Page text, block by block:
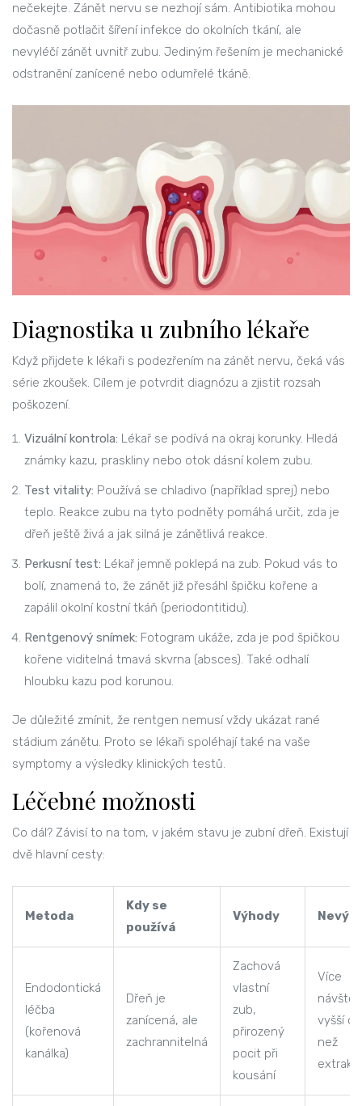
nečekejte. Zánět nervu se nezhojí sám. Antibiotika mohou
dočasně potlačit šíření infekce do okolních tkání, ale
nevyléčí zánět uvnitř zubu. Jediným řešením je mechanické
odstranění zanícené nebo odumřelé tkáně.
Diagnostika u zubního lékaře
Když přijdete k lékaři s podezřením na zánět nervu, čeká vás
série zkoušek. Cílem je potvrdit diagnózu a zjistit rozsah
poškození.
Vizuální kontrola: Lékař se podívá na okraj korunky. Hledá
známky kazu, praskliny nebo otok dásní kolem zubu.
Test vitality: Používá se chladivo (například sprej) nebo
teplo. Reakce zubu na tyto podněty pomáhá určit, zda je
dřeň ještě živá a jak silná je zánětlivá reakce.
Perkusní test: Lékař jemně poklepá na zub. Pokud vás to
bolí, znamená to, že zánět již přesáhl špičku kořene a
zapálil okolní kostní tkáň (periodontitidu).
Rentgenový snímek: Fotogram ukáže, zda je pod špičkou
kořene viditelná tmavá skvrna (absces). Také odhalí
hloubku kazu pod korunou.
Je důležité zmínit, že rentgen nemusí vždy ukázat rané
stádium zánětu. Proto se lékaři spoléhají také na vaše
symptomy a výsledky klinických testů.
Léčebné možnosti
Co dál? Závisí to na tom, v jakém stavu je zubní dřeň. Existují
dvě hlavní cesty:
Metoda
Kdy se
používá
Výhody
Endodontická
léčba
(kořenová
kanálka)
Dřeň je
zanícená, ale
zachrannitelná
Zachová
vlastní
zub,
přirozený
pocit při
kousání
Více
vyšší
než